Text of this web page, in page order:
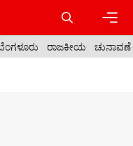
ರಾಜಕೀಯ ಚುನಾವಣೆ